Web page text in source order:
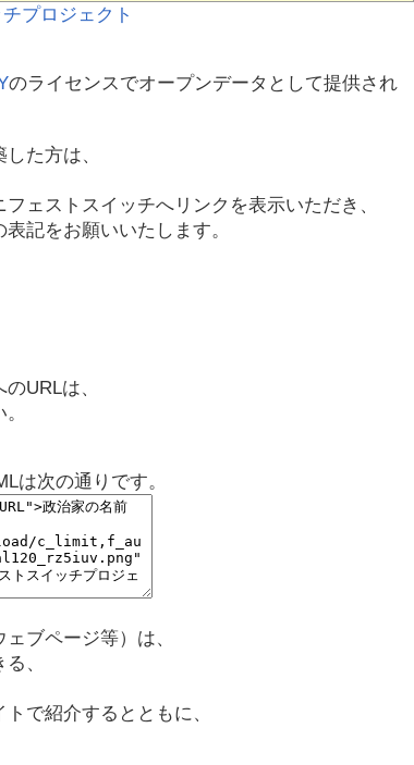
のライセンスでオープンデータとして提供され
た方は、
ェストスイッチへリンクを表示いただき、
記をお願いいたします。
URLは、
は次の通りです。
ブページ等）は、
、
で紹介するとともに、